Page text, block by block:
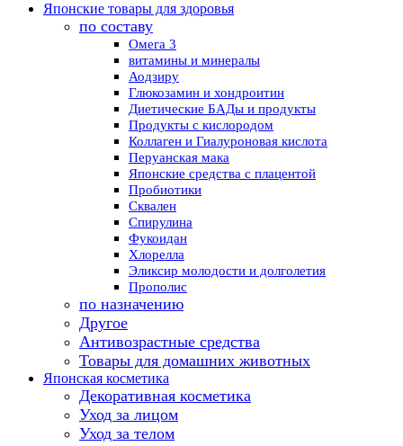
Японские товары для здоровья
по составу
Омега 3
витамины и минералы
Аодзиру
Глюкозамин и хондроитин
Диетические БАДы и продукты
Продукты с кислородом
Коллаген и Гиалуроновая кислота
Перуанская мака
Японские средства с плацентой
Пробиотики
Сквален
Спирулина
Фукоидан
Хлорелла
Эликсир молодости и долголетия
Прополис
по назначению
Другое
Антивозрастные средства
Товары для домашних животных
Японская косметика
Декоративная косметика
Уход за лицом
Уход за телом